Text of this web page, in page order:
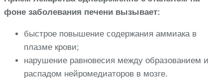
фоне заболевания печени вызывает:
быстрое повышение содержания аммиака в
плазме крови;
нарушение равновесия между образованием и
распадом нейромедиаторов в мозге.